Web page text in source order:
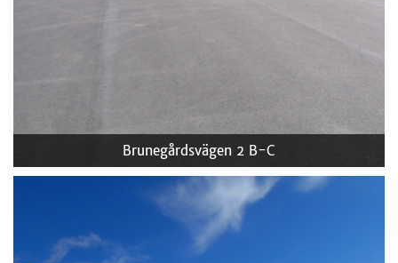
Brunegårdsvägen 2 B-C